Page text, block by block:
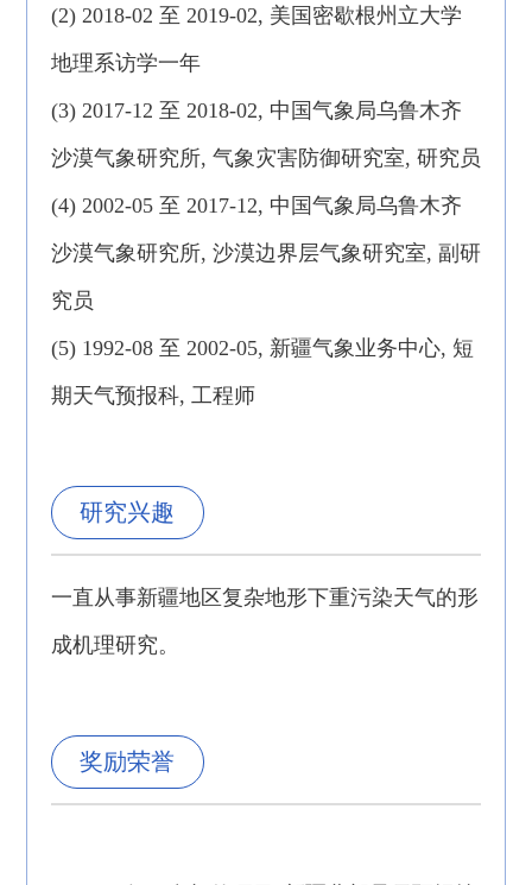
(2) 2018-02 至 2019-02, 美国密歇根州立大学
地理系访学一年
(3) 2017-12 至 2018-02, 中国气象局乌鲁木齐
沙漠气象研究所, 气象灾害防御研究室, 研究员
(4) 2002-05 至 2017-12, 中国气象局乌鲁木齐
沙漠气象研究所, 沙漠边界层气象研究室, 副研
究员
(5) 1992-08 至 2002-05, 新疆气象业务中心, 短
期天气预报科, 工程师
研究兴趣
一直从事新疆地区复杂地形下重污染天气的形
成机理研究。
奖励荣誉